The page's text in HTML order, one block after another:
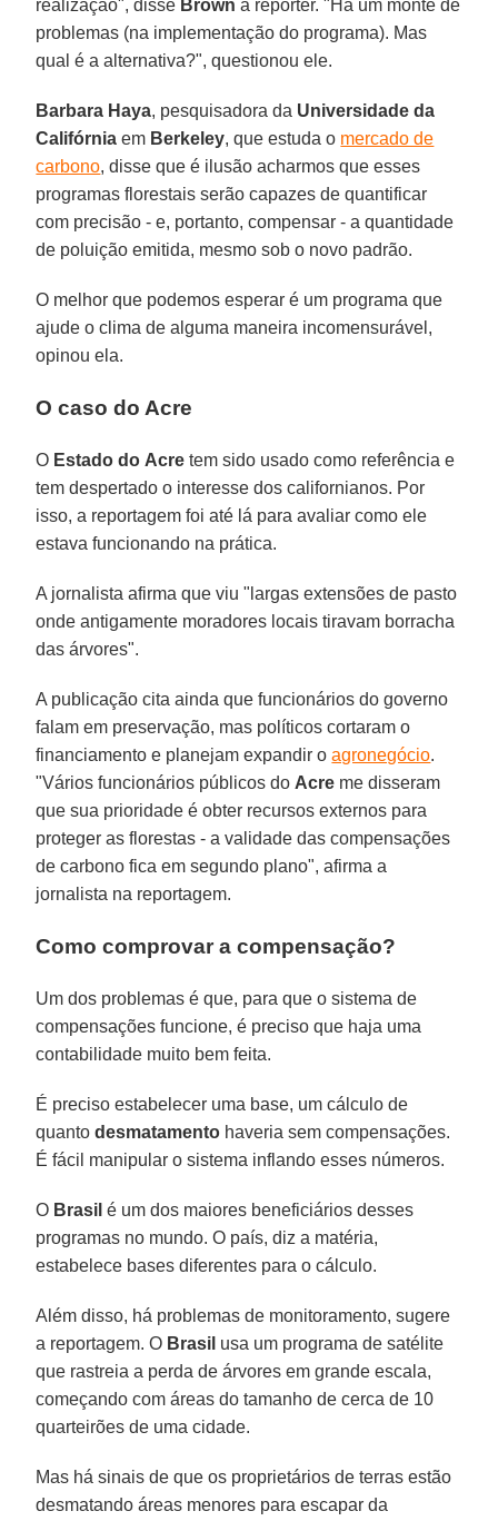
realização", disse Brown à repórter. "Há um monte de
problemas (na implementação do programa). Mas
qual é a alternativa?", questionou ele.
Barbara Haya, pesquisadora da Universidade da
Califórnia em Berkeley, que estuda o mercado de
carbono, disse que é ilusão acharmos que esses
programas florestais serão capazes de quantificar
com precisão - e, portanto, compensar - a quantidade
de poluição emitida, mesmo sob o novo padrão.
O melhor que podemos esperar é um programa que
ajude o clima de alguma maneira incomensurável,
opinou ela.
O caso do Acre
O Estado do Acre tem sido usado como referência e
tem despertado o interesse dos californianos. Por
isso, a reportagem foi até lá para avaliar como ele
estava funcionando na prática.
A jornalista afirma que viu "largas extensões de pasto
onde antigamente moradores locais tiravam borracha
das árvores".
A publicação cita ainda que funcionários do governo
falam em preservação, mas políticos cortaram o
financiamento e planejam expandir oagronegócio.
"Vários funcionários públicos do Acre me disseram
que sua prioridade é obter recursos externos para
proteger as florestas - a validade das compensações
de carbono fica em segundo plano", afirma a
jornalista na reportagem.
Como comprovar a compensação?
Um dos problemas é que, para que o sistema de
compensações funcione, é preciso que haja uma
contabilidade muito bem feita.
É preciso estabelecer uma base, um cálculo de
quantodesmatamento haveria sem compensações.
É fácil manipular o sistema inflando esses números.
O Brasil é um dos maiores beneficiários desses
programas no mundo. O país, diz a matéria,
estabelece bases diferentes para o cálculo.
Além disso, há problemas de monitoramento, sugere
a reportagem. O Brasil usa um programa de satélite
que rastreia a perda de árvores em grande escala,
começando com áreas do tamanho de cerca de 10
quarteirões de uma cidade.
Mas há sinais de que os proprietários de terras estão
desmatando áreas menores para escapar da